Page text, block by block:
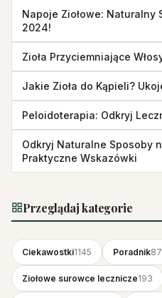
Napoje Ziołowe: Naturalny
2024!
Zioła Przyciemniające
Jakie Zioła do Kąpieli?
Peloidoterapia: Odkryj
Odkryj Naturalne Sposoby
Praktyczne Wskazówki
Przeglądaj kategorie
Ciekawostki1145 Poradnik
Ziołowe surowce lecznicze193